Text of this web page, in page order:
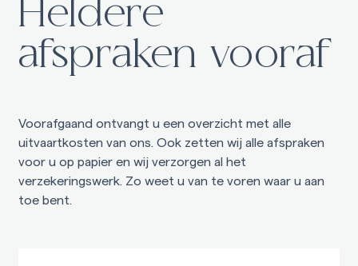
Heldere
afspraken vooraf
Voorafgaand ontvangt u een overzicht met alle
uitvaartkosten van ons. Ook zetten wij alle afspraken
voor u op papier en wij verzorgen al het
verzekeringswerk. Zo weet u van te voren waar u aan
toe bent.